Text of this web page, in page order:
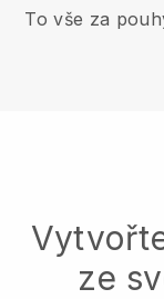
To vše za
ze